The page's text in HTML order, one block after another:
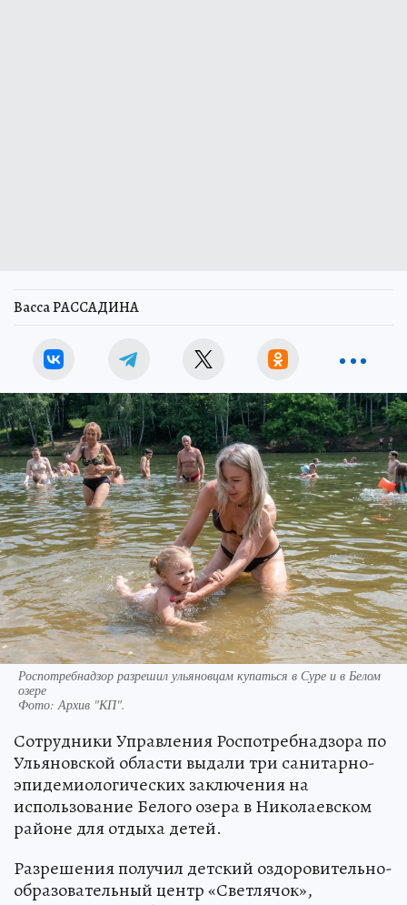
Васса РАССАДИНА
Роспотребнадзор разрешил ульяновцам купаться в Суре и в Белом
озере
Фото:Архив "КП".
Сотрудники Управления Роспотребнадзора по
Ульяновской области выдали три санитарно-
эпидемиологических заключения на
использование Белого озера в Николаевском
районе для отдыха детей.
Разрешения получил детский оздоровительно-
образовательный центр «Светлячок»,